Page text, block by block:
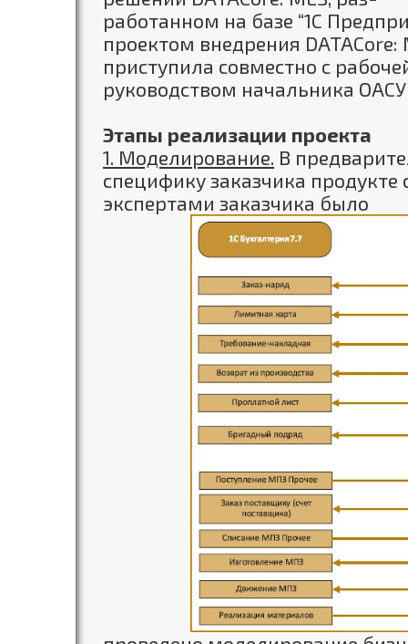
работанном на базе “1С
проектом внедрения
приступила совместно с
руководством начальника
Этапы реализации проекта
1. Моделирование. В
специфику заказчика продукте
экспертами заказчика было